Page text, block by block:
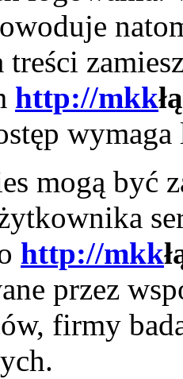
http://mkk
mogą być
http://mkk
przez
firmy